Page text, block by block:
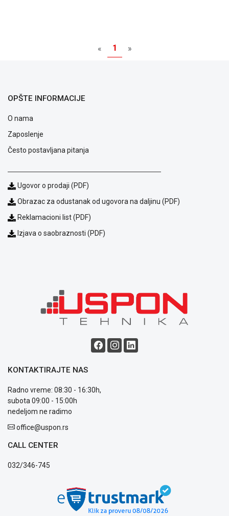
« 1 »
OPŠTE INFORMACIJE
O nama
Zaposlenje
Često postavljana pitanja
Ugovor o prodaji (PDF)
Obrazac za odustanak od ugovora na daljinu (PDF)
Reklamacioni list (PDF)
Izjava o saobraznosti (PDF)
KONTAKTIRAJTE NAS
Radno vreme: 08:30 - 16:30h,
subota 09:00 - 15:00h
nedeljom ne radimo
office@uspon.rs
CALL CENTER
032/346-745